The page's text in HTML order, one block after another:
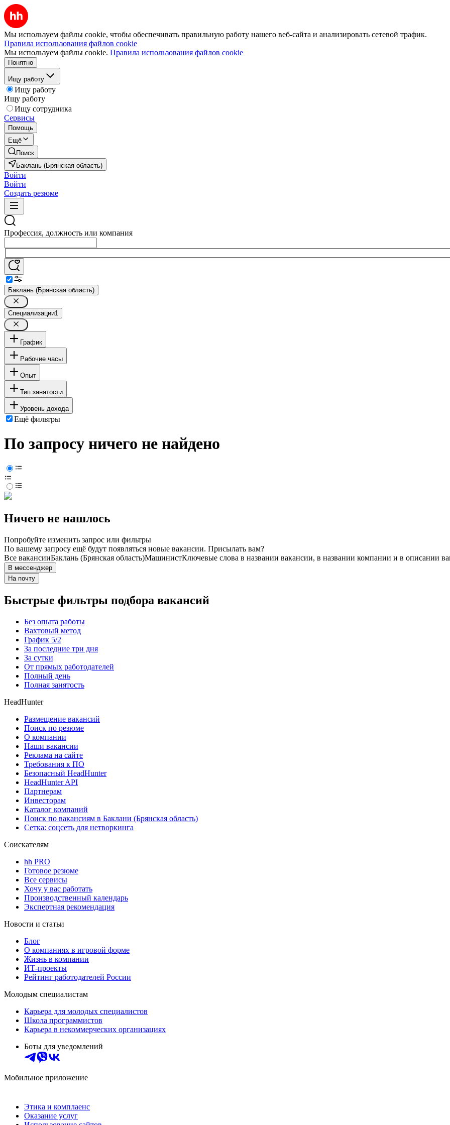
Мы используем файлы cookie, чтобы обеспечивать правильную работу нашего веб-сайта и анализировать сетевой трафик.
Правила использования файлов cookie
Мы используем файлы cookie. Правила использования файлов cookie
Понятно
Ищу работу
Ищу работу
Ищу работу
Ищу сотрудника
Сервисы
Помощь
Ещё
Поиск
Баклань (Брянская область)
Войти
Войти
Создать резюме
Профессия, должность или компания
Баклань (Брянская область)
Специализации1
График
Рабочие часы
Опыт
Тип занятости
Уровень дохода
Ещё фильтры
По запросу ничего не найдено
Ничего не нашлось
Попробуйте изменить запрос или фильтры
По вашему запросу ещё будут появляться новые вакансии. Присылать вам?
Все вакансииБаклань (Брянская область)МашинистКлючевые слова в названии вакансии, в названии компании и в описании
В мессенджер
На почту
Быстрые фильтры подбора вакансий
Без опыта работы
Вахтовый метод
График 5/2
За последние три дня
За сутки
От прямых работодателей
Полный день
Полная занятость
HeadHunter
Размещение вакансий
Поиск по резюме
О компании
Наши вакансии
Реклама на сайте
Требования к ПО
Безопасный HeadHunter
HeadHunter API
Партнерам
Инвесторам
Каталог компаний
Поиск по вакансиям в Баклани (Брянская область)
Сетка: соцсеть для нетворкинга
Соискателям
hh PRO
Готовое резюме
Все сервисы
Хочу у вас работать
Производственный календарь
Экспертная рекомендация
Новости и статьи
Блог
О компаниях в игровой форме
Жизнь в компании
ИТ-проекты
Рейтинг работодателей России
Молодым специалистам
Карьера для молодых специалистов
Школа программистов
Карьера в некоммерческих организациях
Боты для уведомлений
Мобильное приложение
Этика и комплаенс
Оказание услуг